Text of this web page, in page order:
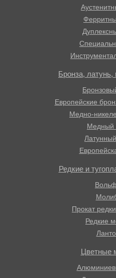
Бронза,
Европейские
Медно-
Медный
Редкие и
Прокат
Редкие
Цветные